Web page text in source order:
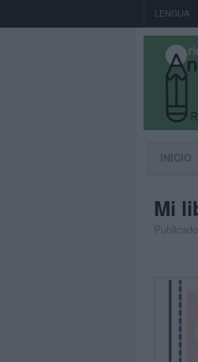
LENGUA
INICIO
Mi